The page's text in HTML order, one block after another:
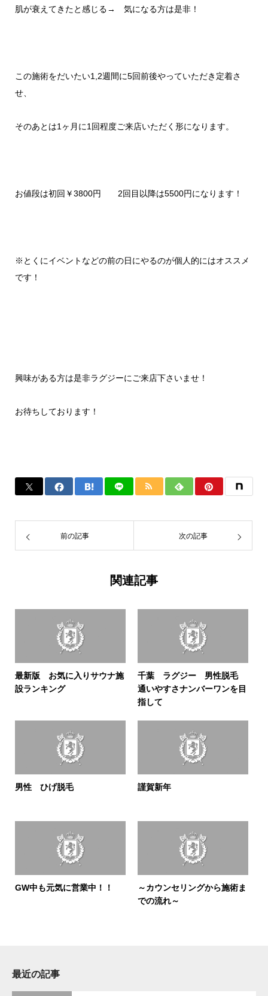
肌が衰えてきたと感じる→ 気になる方は是非！
この施術をだいたい1,2週間に5回前後やっていただき定着さ
せ、
そのあとは1 ヶ月に1 回程度ご来店いただく形になります。
お値段は初回￥3800円 2回目以降は5500円になります！
※とくにイベントなどの前の日にやるのが個人的にはオススメ
です！
興味がある方は是非ラグジーにご来店下さいませ！
お待ちしております！
前の記事 次の記事
関連記事
最新版 お気に入りサウナ施
設ランキング
千葉 ラグジー 男性脱毛
通いやすさナンバーワンを目
指して
男性 ひげ脱毛 謹賀新年
GW中も元気に営業中！！
～カウンセリングから施術ま
での流れ～
最近の記事